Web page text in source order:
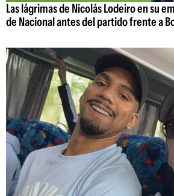
Las lágrimas de Nicolás Lodeiro en su
de Nacional antes del partido frente a